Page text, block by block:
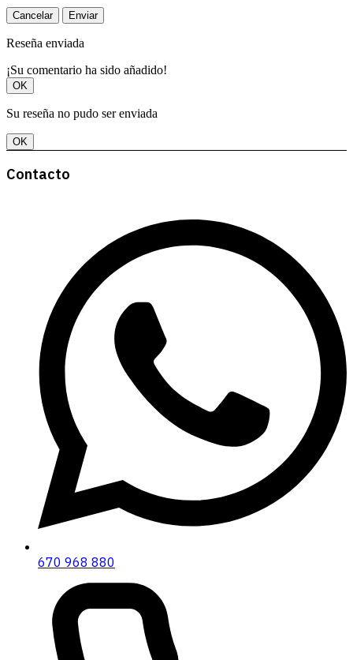
Cancelar Enviar
Reseña enviada
¡Su comentario ha sido añadido!
OK
Su reseña no pudo ser enviada
OK
Contacto
670 968 880